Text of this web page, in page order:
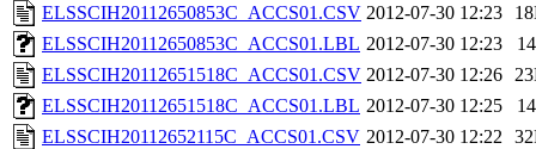
ELSSCIH20112650853C_ACCS01.CSV 2012-07-30 12:23
ELSSCIH20112650853C_ACCS01.LBL 2012-07-30 12:23
ELSSCIH20112651518C_ACCS01.CSV 2012-07-30 12:26
ELSSCIH20112651518C_ACCS01.LBL 2012-07-30 12:25
ELSSCIH20112652115C_ACCS01.CSV 2012-07-30 12:22